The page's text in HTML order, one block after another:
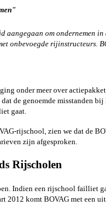
aangegaan om ondernemen
onbevoegde rijinstructeurs.
onder meer over
de genoemde misstanden
gaat.
rijschool, zien we dat de
zijn afgesproken.
Rijscholen
Indien een rijschool failliet
2012 komt BOVAG met een